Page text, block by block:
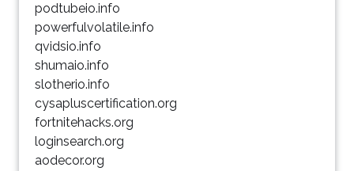
podtubeio.info
powerfulvolatile.info
qvidsio.info
shumaio.info
slotherio.info
cysapluscertification.org
fortnitehacks.org
loginsearch.org
aodecor.org